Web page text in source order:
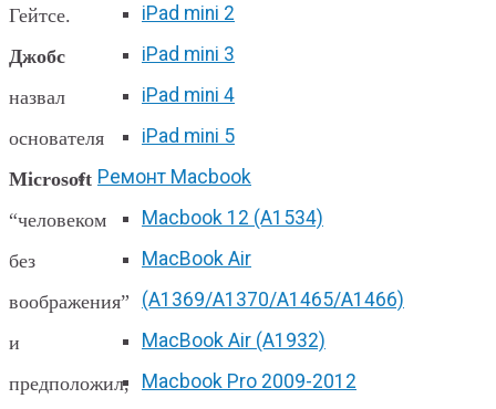
iPad mini 2
iPad mini 3
iPad mini 4
iPad mini 5
Ремонт Macbook
Macbook 12 (А1534)
MacBook Air
(A1369/A1370/A1465/A1466)
MacBook Air (A1932)
Macbook Pro 2009-2012
Гейтсе.
Джобс
назвал
основателя
Microsoft
“человеком
без
воображения”
и
предположил,